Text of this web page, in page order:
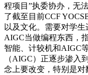
程项目”执委协办，无
了截至目前CCF
以及文化。需要对学生
AIGC当做编程东西，
智能、计较机和AIGC
（AIGC）正逐步渗入
念上要改变，特别是